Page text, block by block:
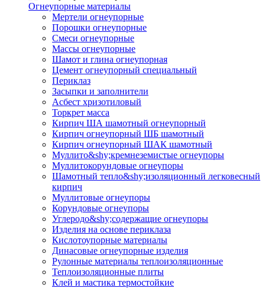
Огнеупорные материалы
Мертели огнеупорные
Порошки огнеупорные
Смеси огнеупорные
Массы огнеупорные
Шамот и глина огнеупорная
Цемент огнеупорный специальный
Периклаз
Засыпки и заполнители
Асбест хризотиловый
Торкрет масса
Кирпич ША шамотный огнеупорный
Кирпич огнеупорный ШБ шамотный
Кирпич огнеупорный ШАК шамотный
Муллито&shy;­кремнеземистые огнеупоры
Муллито­корундовые огнеупоры
Шамотный тепло&shy;изоляционный легковесный
кирпич
Муллитовые огнеупоры
Корундовые огнеупоры
Углеродо&shy;содержащие огнеупоры
Изделия на основе периклаза
Кислотоупорные материалы
Динасовые огнеупорные изделия
Рулонные материалы теплоизоляционные
Тепло­изоляционные плиты
Клей и мастика термостойкие